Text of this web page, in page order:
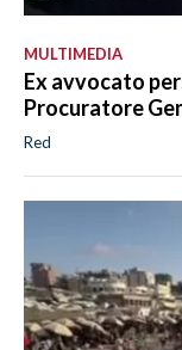
MULTIMEDIA
Ex avvocato
Procuratore
Red